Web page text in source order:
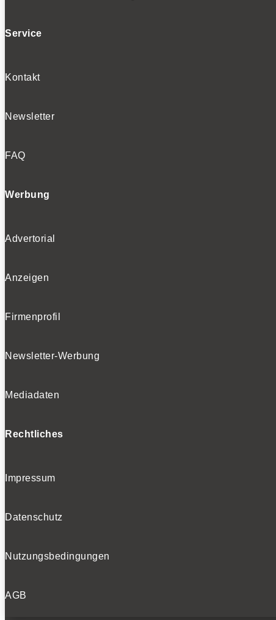
Service
Kontakt
Newsletter
FAQ
Werbung
Advertorial
Anzeigen
Firmenprofil
Newsletter-Werbung
Mediadaten
Rechtliches
Impressum
Datenschutz
Nutzungsbedingungen
AGB